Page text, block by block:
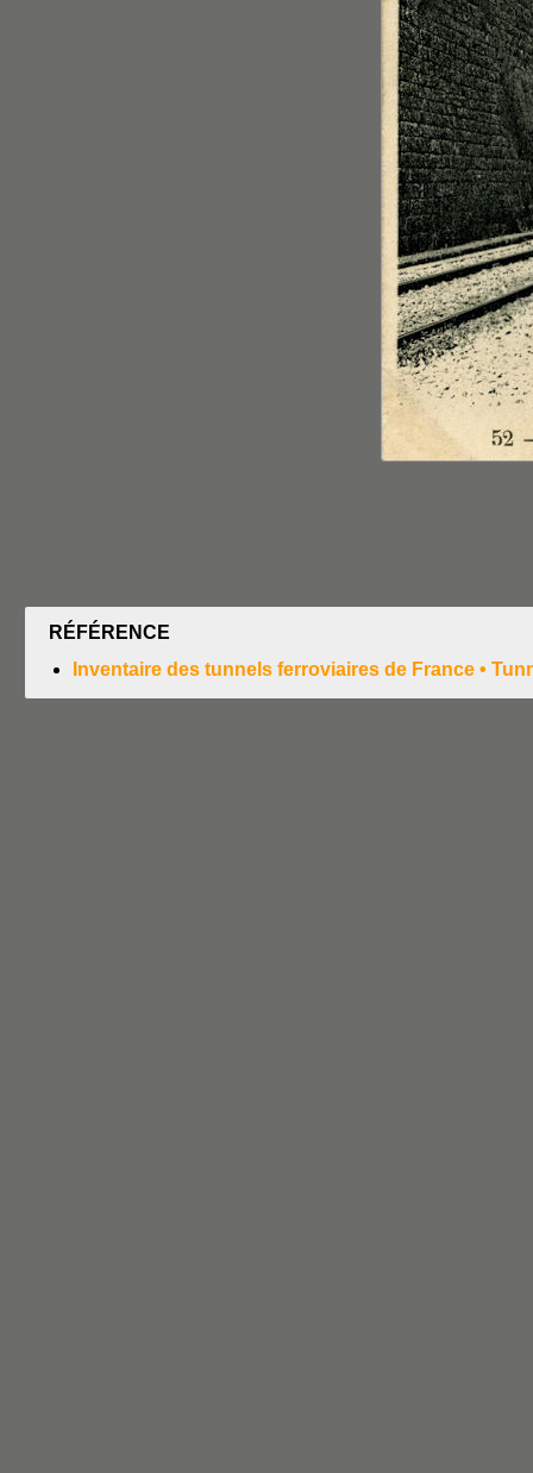
RÉFÉRENCE
Inventaire des tunnels ferroviaires de France •